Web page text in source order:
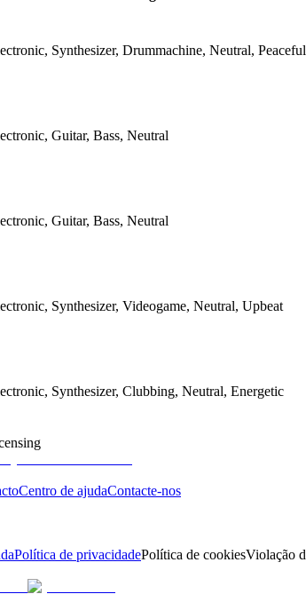
Synthesizer, Drummachine, Neutral, Peaceful
Guitar, Bass, Neutral
Guitar, Bass, Neutral
Synthesizer, Videogame, Neutral, Upbeat
Synthesizer, Clubbing, Neutral, Energetic
Centro de ajudaContacte-nos
Política de privacidadePolítica de cookiesViolação